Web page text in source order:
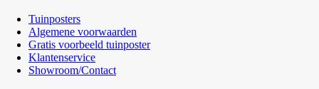
Tuinposters
Algemene voorwaarden
Gratis voorbeeld tuinposter
Klantenservice
Showroom/Contact